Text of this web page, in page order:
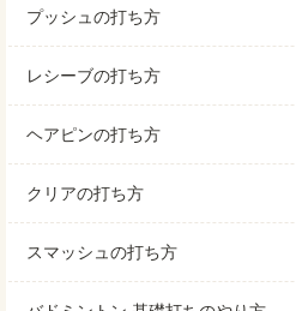
プッシュの打ち方
レシーブの打ち方
ヘアピンの打ち方
クリアの打ち方
スマッシュの打ち方